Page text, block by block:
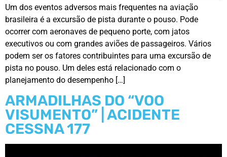
Um dos eventos adversos mais frequentes na aviação
brasileira é a excursão de pista durante o pouso. Pode
ocorrer com aeronaves de pequeno porte, com jatos
executivos ou com grandes aviões de passageiros. Vários
podem ser os fatores contribuintes para uma excursão de
pista no pouso. Um deles está relacionado com o
planejamento do desempenho […]
ARMADILHAS DO “VOO
VISUMENTO” | ACIDENTE
CESSNA 177